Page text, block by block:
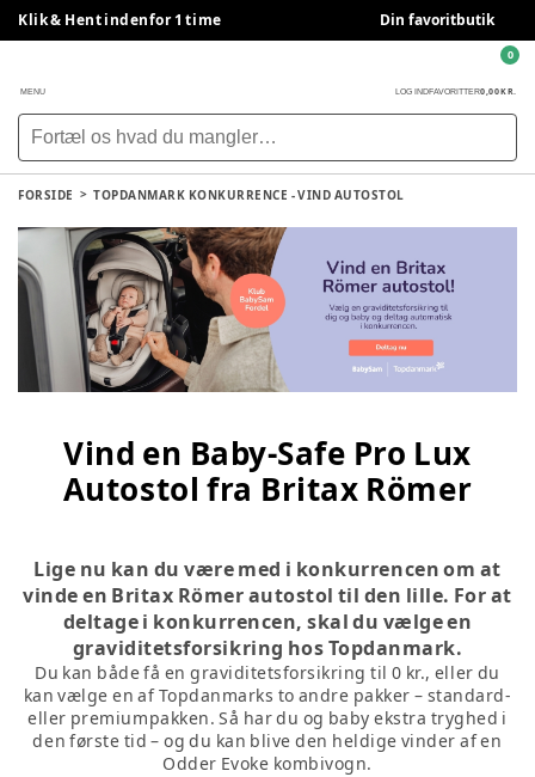
Klik & Hent indenfor 1 time Din favoritbutik
MENU LOG INDFAVORITTER0,00 KR.
0
FORSIDE TOPDANMARK KONKURRENCE - VIND AUTOSTOL
Vind en Baby-Safe Pro Lux
Autostol fra Britax Römer
Lige nu kan du være med i konkurrencen om at
vinde en Britax Römer autostol til den lille. For at
deltage i konkurrencen, skal du vælge en
graviditetsforsikring hos Topdanmark.
Du kan både få en graviditetsforsikring til 0 kr., eller du
kan vælge en af Topdanmarks to andre pakker – standard-
eller premiumpakken. Så har du og baby ekstra tryghed i
den første tid – og du kan blive den heldige vinder af en
Odder Evoke kombivogn.